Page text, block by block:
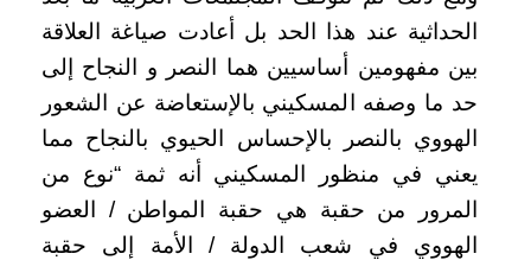
الحداثية عند هذا الحد بل أعادت صياغة العلاقة
بين مفهومين أساسيين هما النصر و النجاح إلى
حد ما وصفه المسكيني بالإستعاضة عن الشعور
الهووي بالنصر بالإحساس الحيوي بالنجاح مما
يعني في منظور المسكيني أنه ثمة “نوع من
المرور من حقبة هي حقبة المواطن / العضو
الهووي في شعب الدولة / الأمة إلى حقبة